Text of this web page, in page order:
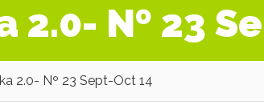
2.0- Nº 23
2.0- Nº 23 Sept-Oct 14